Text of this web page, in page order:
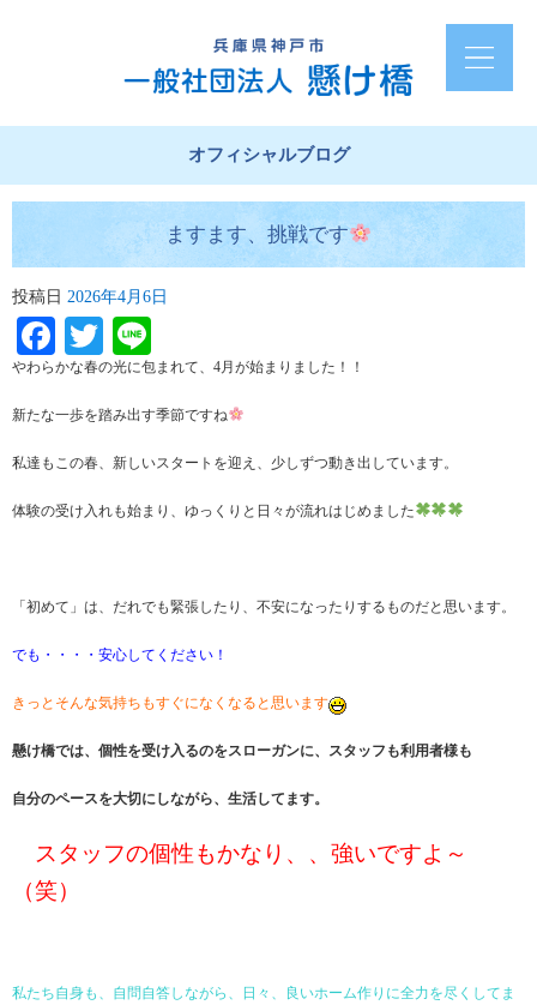
オフィシャルブログ
ますます、挑戦です
投稿日 2026年4月6日
Facebook
Twitter
やわらかな春の光に包まれて、4月が始まりました！！
新たな一歩を踏み出す季節ですね
私達もこの春、新しいスタートを迎え、少しずつ動き出しています。
体験の受け入れも始まり、ゆっくりと日々が流れはじめました
「初めて」は、だれでも緊張したり、不安になったりするものだと思います。
でも・・・・安心してください！
きっとそんな気持ちもすぐになくなると思います
懸け橋では、個性を受け入るのをスローガンに、スタッフも利用者様も
自分のペースを大切にしながら、生活してます。
スタッフの個性もかなり、、強いですよ～
（笑）
私たち自身も、自問自答しながら、日々、良いホーム作りに全力を尽くしてま